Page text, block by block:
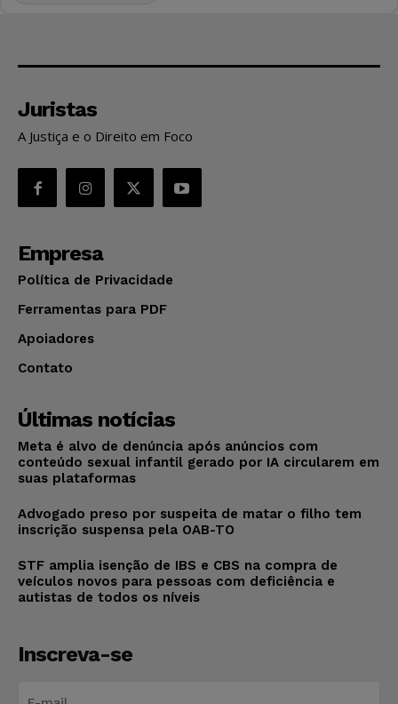
Juristas
A Justiça e o Direito em Foco
Empresa
Política de Privacidade
Ferramentas para PDF
Apoiadores
Contato
Últimas notícias
Meta é alvo de denúncia após anúncios com
conteúdo sexual infantil gerado por IA circularem em
suas plataformas
Advogado preso por suspeita de matar o filho tem
inscrição suspensa pela OAB-TO
STF amplia isenção de IBS e CBS na compra de
veículos novos para pessoas com deficiência e
autistas de todos os níveis
Inscreva-se